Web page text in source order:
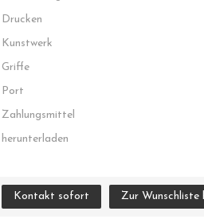
Drucken
Kunstwerk
Griffe
Port
Zahlungsmittel
herunterladen
Kontakt sofort Zur Wunschliste